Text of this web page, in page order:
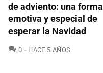
de adviento: una forma
emotiva y especial de
esperar la Navidad
0 COMENTARIOS
HACE 5 AÑOS